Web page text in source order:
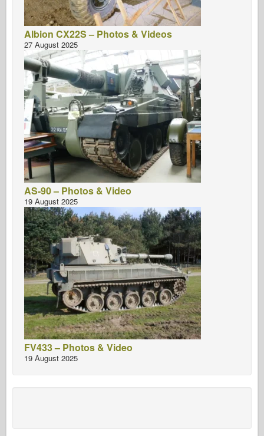
Albion CX22S – Photos & Videos
27 August 2025
AS-90 – Photos & Video
19 August 2025
FV433 – Photos & Video
19 August 2025